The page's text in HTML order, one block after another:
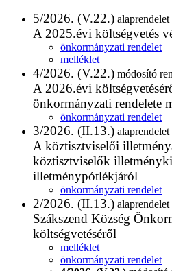
5/2026. (V.22.) alaprendelet
A 2025.évi költségvetés
önkormányzati rendelet
melléklet
4/2026. (V.22.) módosító
A 2026.évi
önkormányzati rendelete
önkormányzati rendelet
3/2026. (II.13.) alaprendelet
A köztisztviselői
köztisztviselők
illetménypótlékjáról
önkormányzati rendelet
2/2026. (II.13.) alaprendelet
Szákszend Község
költségvetéséről
melléklet
önkormányzati rendelet